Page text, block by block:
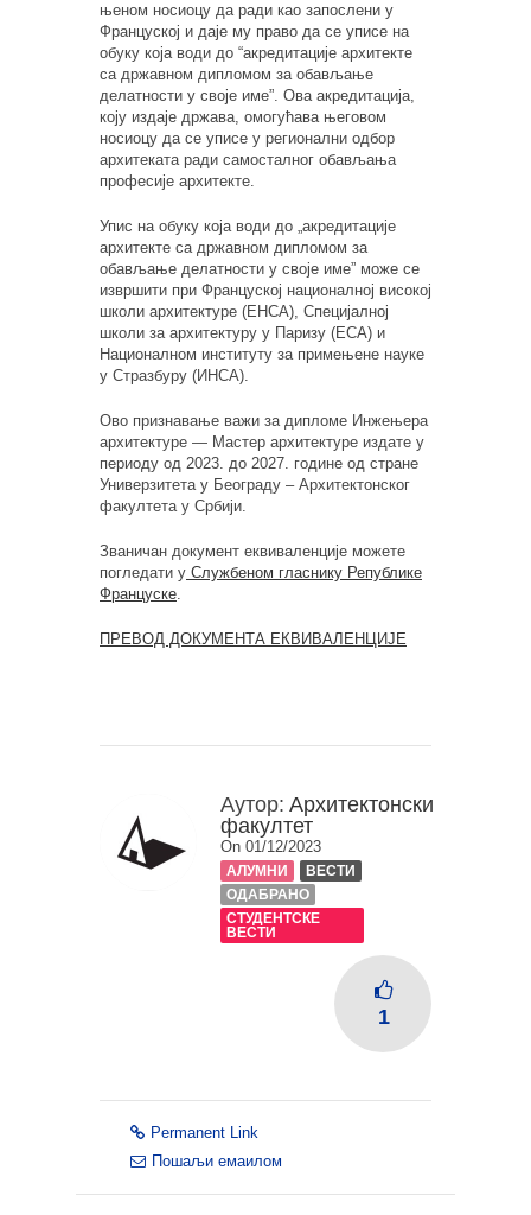
њеном носиоцу да ради као запослени у
Француској и даје му право да се уписе на
обуку која води до “акредитације архитекте
са државном дипломом за обављање
делатности у своје име”. Ова акредитација,
коју издаје држава, омогућава његовом
носиоцу да се уписе у регионални одбор
архитеката ради самосталног обављања
професије архитекте.
Упис на обуку која води до „акредитације
архитекте са државном дипломом за
обављање делатности у своје име” може се
извршити при Француској националној високој
школи архитектуре (ЕНСА), Специјалној
школи за архитектуру у Паризу (ЕСА) и
Националном институту за примењене науке
у Стразбуру (ИНСА).
Ово признавање важи за дипломе Инжењера
архитектуре — Мастер архитектуре издате у
периоду од 2023. до 2027. године од стране
Универзитета у Београду – Архитектонског
факултета у Србији.
Званичан документ еквиваленције можете
погледати у Службеном гласнику Републике
Француске.
ПРЕВОД ДОКУМЕНТА ЕКВИВАЛЕНЦИЈЕ
Аутор: Архитектонски
факултет
On 01/12/2023
АЛУМНИ
ВЕСТИ
ОДАБРАНО
СТУДЕНТСКЕ
ВЕСТИ
1
Permanent Link
Пошаљи емаилом